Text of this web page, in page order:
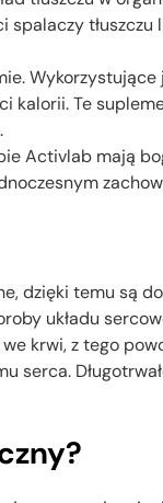
Te
Activlab mają
dzięki temu są
układu
krwi, z tego
serca.